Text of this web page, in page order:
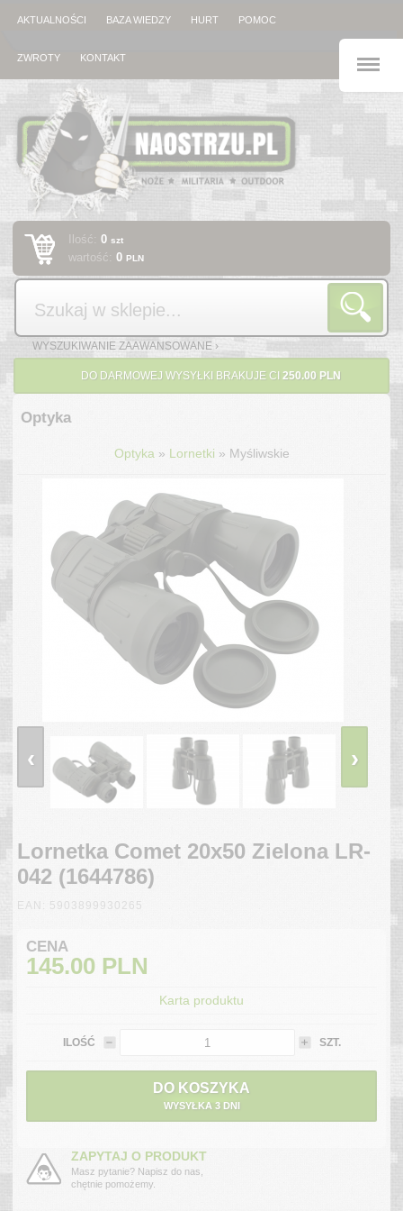
AKTUALNOŚCI BAZA WIEDZY HURT POMOC
ZWROTY KONTAKT
Ilość:0szt
wartość:0PLN
Szukaj
WYSZUKIWANIE ZAAWANSOWANE ›
DO DARMOWEJ WYSYŁKI BRAKUJE CI 250.00 PLN
Optyka
Optyka » Lornetki » Myśliwskie
›
‹
Lornetka Comet 20x50 Zielona LR-
042 (1644786)
EAN: 5903899930265
CENA
145.00 PLN
Karta produktu
ILOŚĆ SZT.
DO KOSZYKA
WYSYŁKA 3 DNI
ZAPYTAJ O PRODUKT
Masz pytanie? Napisz do nas,
chętnie pomożemy.